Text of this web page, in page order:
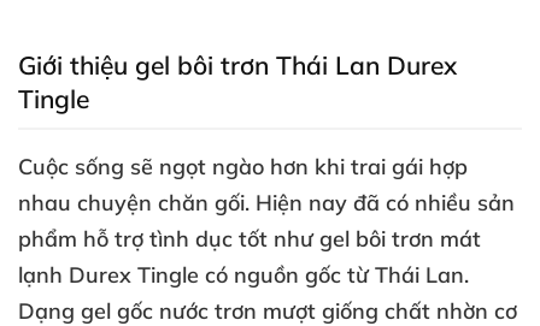
Giới thiệu gel bôi trơn Thái Lan Durex
Tingle
Cuộc sống sẽ ngọt ngào hơn khi trai gái hợp
nhau chuyện chăn gối. Hiện nay đã có nhiều sản
phẩm hỗ trợ tình dục tốt như gel bôi trơn mát
lạnh Durex Tingle có nguồn gốc từ Thái Lan.
Dạng gel gốc nước trơn mượt giống chất nhờn cơ